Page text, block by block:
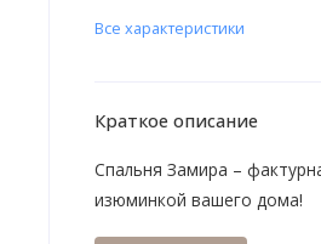
Все характеристики
Краткое описание
Спальня Замира –
изюминкой вашего дома!